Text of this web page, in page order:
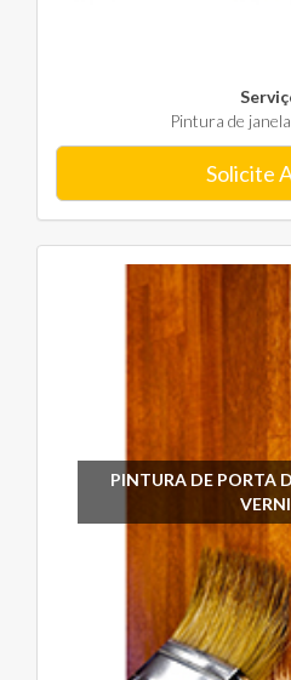
Pintura de
Solicite
PINTURA DE PORTA